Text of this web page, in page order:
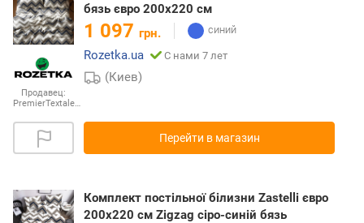
Продавец:
PremierTextale…
бязь євро 200х220 см
1 097 грн.
Rozetka.ua
С нами 7 лет
(Киев)
Перейти в магазин
Комплект постільної білизни Zastelli євро
200х220 см Zigzag сіро-синій бязь